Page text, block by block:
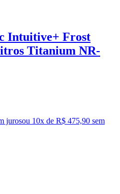
Intuitive+ Frost
Titanium NR-
jurosou 10x de R$ 475,90 sem